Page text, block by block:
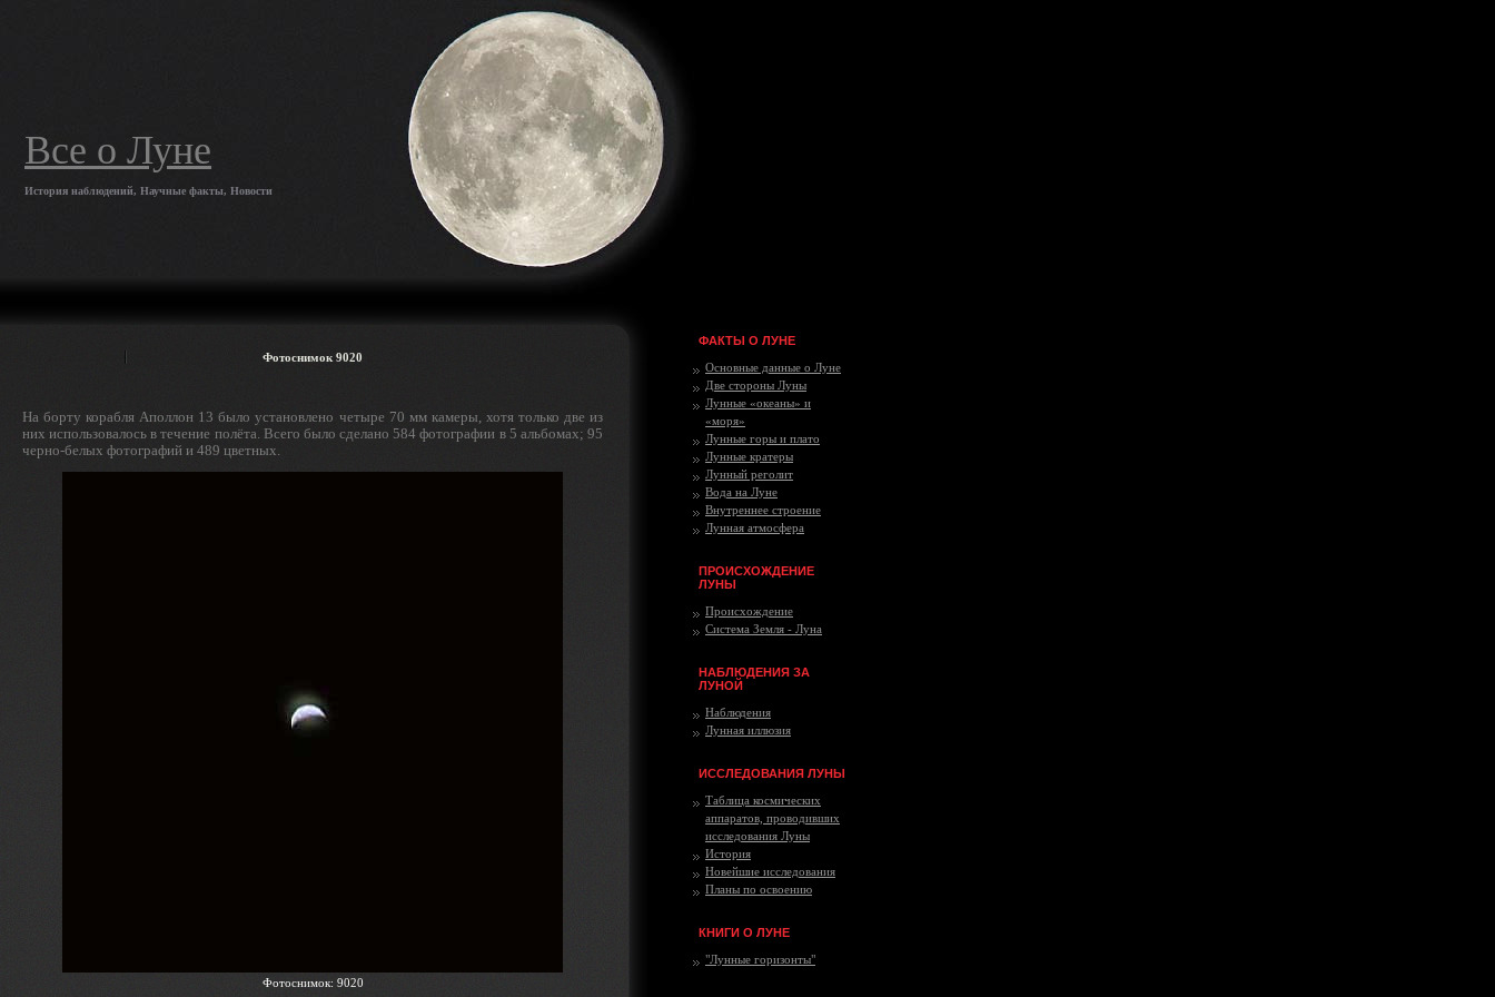
Все о Луне
История наблюдений, Научные факты, Новости
Фотоснимок 9020
На борту корабля Аполлон 13 было установлено четыре 70 мм камеры, хотя только две из
них использовалось в течение полёта. Всего было сделано 584 фотографии в 5 альбомах; 95
черно-белых фотографий и 489 цветных.
Фотоснимок: 9020
ФАКТЫ О ЛУНЕ
Основные данные о Луне
Две стороны Луны
Лунные «океаны» и
«моря»
Лунные горы и плато
Лунные кратеры
Лунный реголит
Вода на Луне
Внутреннее строение
Лунная атмосфера
ПРОИСХОЖДЕНИЕ
ЛУНЫ
Происхождение
Система Земля - Луна
НАБЛЮДЕНИЯ ЗА
ЛУНОЙ
Наблюдения
Лунная иллюзия
ИССЛЕДОВАНИЯ ЛУНЫ
Таблица космических
аппаратов, проводивших
исследования Луны
История
Новейшие исследования
Планы по освоению
КНИГИ О ЛУНЕ
"Лунные горизонты"